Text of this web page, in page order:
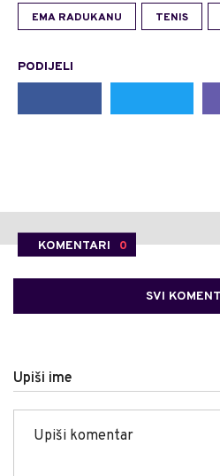
EMA RADUKANU TENIS
PODIJELI
KOMENTARI 0
SVI
Upiši ime